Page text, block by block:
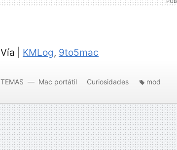
Vía | KMLog, 9to5mac
TEMAS Mac portátil Curiosidades mod